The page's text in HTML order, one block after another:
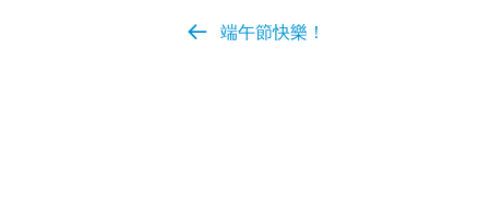
端午節快樂！